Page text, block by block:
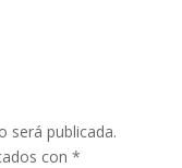
será publicada.
con *